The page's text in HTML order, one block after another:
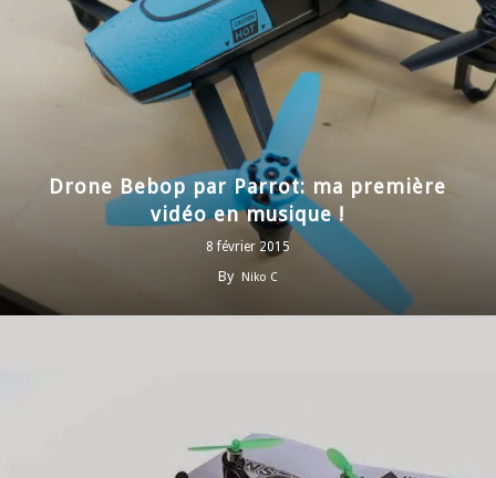
Drone Bebop par Parrot: ma première
vidéo en musique !
8 février 2015
By Niko C